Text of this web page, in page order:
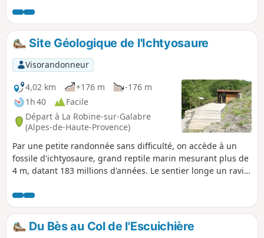
extrémité Nord le Pic de Couard (1988m).
Site Géologique de l'Ichtyosaure
Visorandonneur
4,02 km
+176 m
-176 m
1h 40
Facile
Départ à La Robine-sur-Galabre
(Alpes-de-Haute-Provence)
Par une petite randonnée sans difficulté, on accède à un
fossile d'ichtyosaure, grand reptile marin mesurant plus de
4 m, datant 183 millions d'années. Le sentier longe un ravin
chênes pubescents puis de hêtres, jusqu'au Col du Jas. Le
site archéologique se situe 200 m après le col.
Du Bès au Col de l'Escuichière